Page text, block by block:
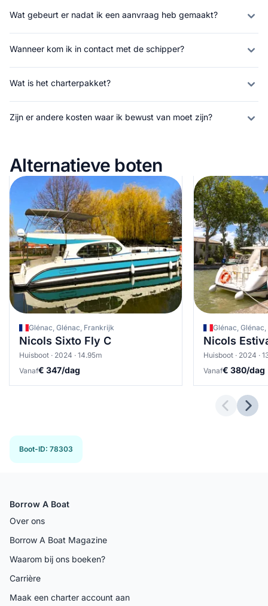
Wat gebeurt er nadat ik een aanvraag heb gemaakt?
Wanneer kom ik in contact met de schipper?
Wat is het charterpakket?
Zijn er andere kosten waar ik bewust van moet zijn?
Alternatieve boten
Glénac, Glénac, Frankrijk
Nicols Sixto Fly C
Huisboot · 2024 · 14.95m
Vanaf€ 347/dag
Glénac,
Nicols
Huisboot · 2024 ·
Vanaf€ 380/dag
Boot-ID: 78303
Borrow A Boat
Over ons
Borrow A Boat Magazine
Waarom bij ons boeken?
Carrière
Maak een charter account aan